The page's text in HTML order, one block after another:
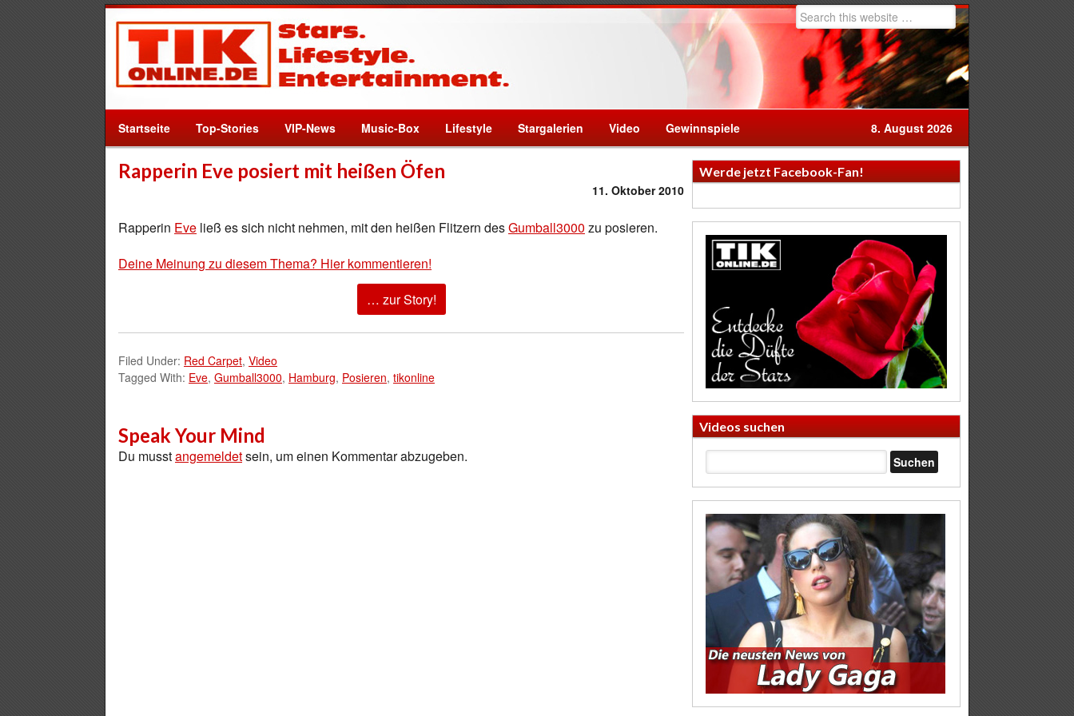
Startseite Top-Stories VIP-News Music-Box Lifestyle Stargalerien Video Gewinnspiele 8. August 2026
Rapperin Eve posiert mit heißen Öfen
11. Oktober 2010
Rapperin Eve ließ es sich nicht nehmen, mit den heißen Flitzern desGumball3000 zu posieren.
Deine Meinung zu diesem Thema? Hier kommentieren!
… zur Story!
Filed Under: Red Carpet, Video
Tagged With: Eve, Gumball3000, Hamburg, Posieren, tikonline
Speak Your Mind
Du musstangemeldetsein, um einen Kommentar abzugeben.
Werde jetzt Facebook-Fan!
Videos suchen